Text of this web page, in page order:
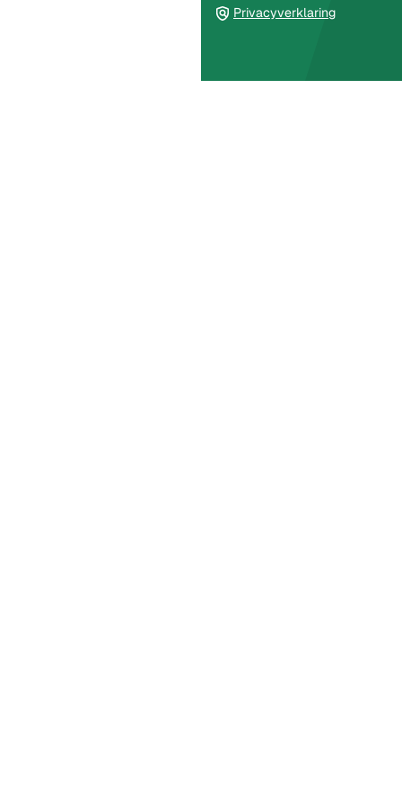
Privacyverklaring